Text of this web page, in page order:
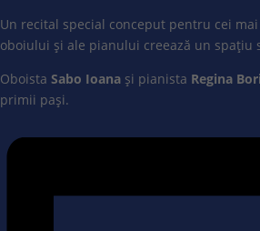
Un recital special conceput pentru cei
oboiului și ale pianului creează un
Oboista Sabo Ioana și pianista Regina
primii pași.